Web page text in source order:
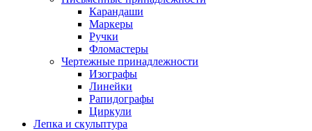
Карандаши
Маркеры
Ручки
Фломастеры
Чертежные принадлежности
Изографы
Линейки
Рапидографы
Циркули
Лепка и скульптура